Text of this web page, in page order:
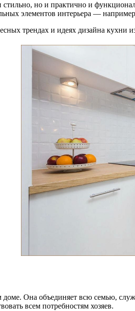
но и практично и
элементов интерьера —
трендах и идеях дизайна кухни
Она объединяет всю семью,
всем потребностям хозяев.